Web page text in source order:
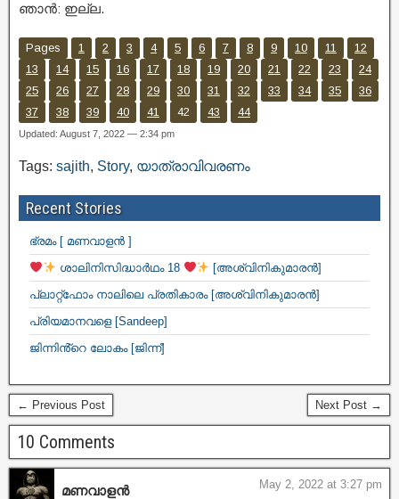
ഞാൻ: ഇല്ല.
Pages 1 2 3 4 5 6 7 8 9 10 11
12
13
14 15 16 17 18 19 20 21 22 23
24
25
26 27 28 29 30 31 32 33 34 35
36
37
38 39 40 41 42 43 44
Updated: August 7, 2022 — 2:34 pm
Tags: sajith, Story, യാത്രാവിവരണം
Recent Stories
ഭ്രമം [ മണവാളൻ ]
ശാലിനിസിദ്ധാർഥം 18
[അശ്വിനികുമാരൻ]
പ്ലാറ്റ്ഫോം നാലിലെ പ്രതികാരം [അശ്വിനികുമാരൻ]
പ്രിയമാനവളെ [Sandeep]
ജിന്നിൻ്റെ ലോകം [ജിന്ന്]
← Previous Post Next Post →
10 Comments
മണവാളൻ May 2, 2022 at 3:27 pm